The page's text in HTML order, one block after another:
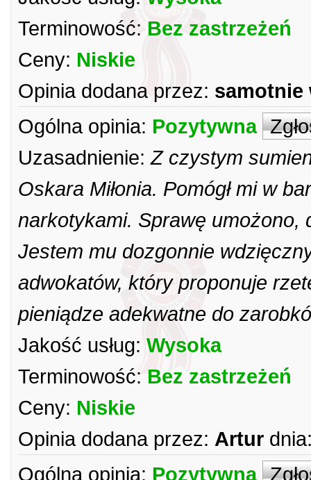
Terminowość: Bez zastrzeżeń
Ceny: Niskie
Opinia dodana przez: samotnie
Ogólna opinia: Pozytywna
Uzasadnienie: Z czystym
Oskara Miłonia. Pomógł mi w
narkotykami. Sprawę umożono,
Jestem mu dozgonnie
adwokatów, który proponuje
pieniądze adekwatne do
Jakość usług: Wysoka
Terminowość: Bez zastrzeżeń
Ceny: Niskie
Opinia dodana przez: Artur
Ogólna opinia: Pozytywna